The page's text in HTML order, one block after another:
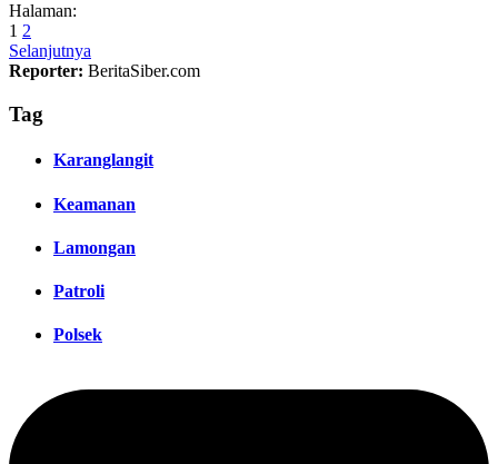
Halaman:
1 2
Selanjutnya
Reporter: BeritaSiber.com
Tag
Karanglangit
Keamanan
Lamongan
Patroli
Polsek